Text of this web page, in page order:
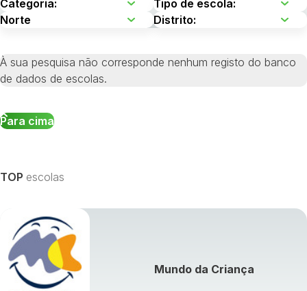
À sua pesquisa não corresponde nenhum registo do banco
de dados de escolas.
Para cima
TOP escolas
Mundo da Criança